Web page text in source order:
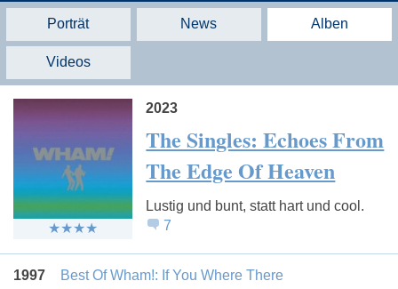
Porträt News Alben
Videos
2023
The Singles: Echoes From
The Edge Of Heaven
Lustig und bunt, statt hart und cool.
7
1997 Best Of Wham!: If You Where There